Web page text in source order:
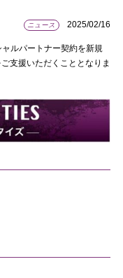
ニュース 2025/02/16
ルパートナー契約を新規
支援いただくこととなりま